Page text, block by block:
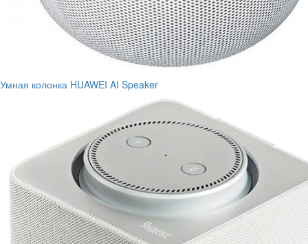
Умная колонка HUAWEI AI Speaker